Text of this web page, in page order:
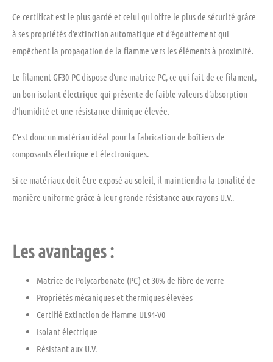
Ce certificat est le plus gardé et celui qui offre le plus de sécurité grâce
à ses propriétés d’extinction automatique et d’égouttement qui
empêchent la propagation de la flamme vers les éléments à proximité.
Le filament GF30-PC dispose d’une matrice PC, ce qui fait de ce filament,
un bon isolant électrique qui présente de faible valeurs d’absorption
d’humidité et une résistance chimique élevée.
C’est donc un matériau idéal pour la fabrication de boîtiers de
composants électrique et électroniques.
Si ce matériaux doit être exposé au soleil, il maintiendra la tonalité de
manière uniforme grâce à leur grande résistance aux rayons U.V..
Les avantages :
Matrice de Polycarbonate (PC) et 30% de fibre de verre
Propriétés mécaniques et thermiques élevées
Certifié Extinction de flamme UL94-V0
Isolant électrique
Résistant aux U.V.